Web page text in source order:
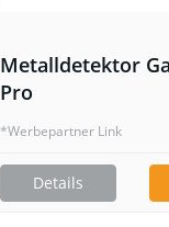
Metalldetektor
Pro
*Werbepartner Link
Details